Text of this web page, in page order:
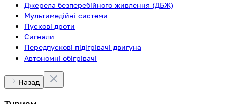
Джерела безперебійного живлення (ДБЖ)
Мультимедійні системи
Пускові дроти
Сигнали
Передпускові підігрівачі двигуна
Автономні обігрівачі
Назад